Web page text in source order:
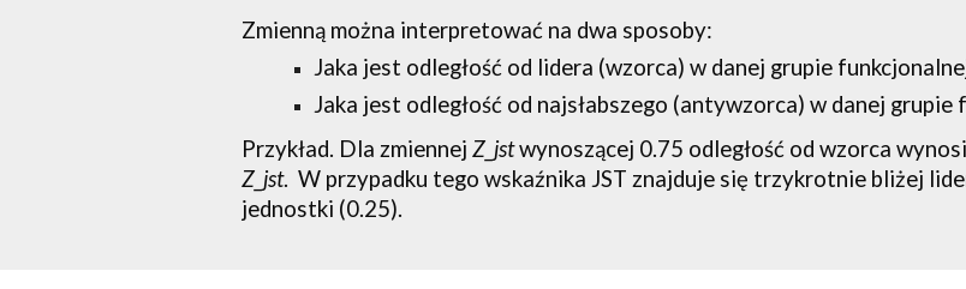
Zmienną można interpretować na dwa sposoby:
Jaka jest odległość od lidera (wzorca) w danej grupie
Jaka jest odległość od najsłabszego (antywzorca) w danej grupie
Przykład. Dla zmiennej Z_jst wynoszącej 0.75 odległość od wzorca
Z_jst.  W przypadku tego wskaźnika JST znajduje się trzykrotnie bliżej
jednostki (0.25).